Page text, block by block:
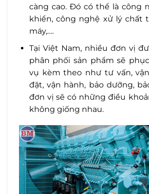
càng cao. Đó có thể là công
khiển, công nghệ xử lý chất
máy,….
Tại Việt Nam, nhiều đơn vị
phân phối sản phẩm sẽ
vụ kèm theo như tư vấn,
đặt, vận hành, bảo dưỡng,
đơn vị sẽ có những điều
không giống nhau.